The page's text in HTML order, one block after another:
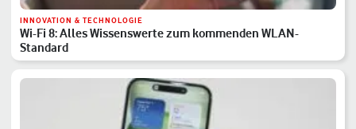
INNOVATION & TECHNOLOGIE
Wi-Fi 8: Alles Wissenswerte zum kommenden WLAN-
Standard